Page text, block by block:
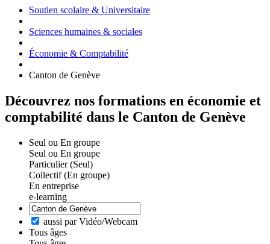
Soutien scolaire & Universitaire
Sciences humaines & sociales
Économie & Comptabilité
Canton de Genève
Découvrez nos formations en économie et
comptabilité dans le Canton de Genève
Seul ou En groupe
Seul ou En groupe
Particulier (Seul)
Collectif (En groupe)
En entreprise
e-learning
aussi par Vidéo/Webcam
Tous âges